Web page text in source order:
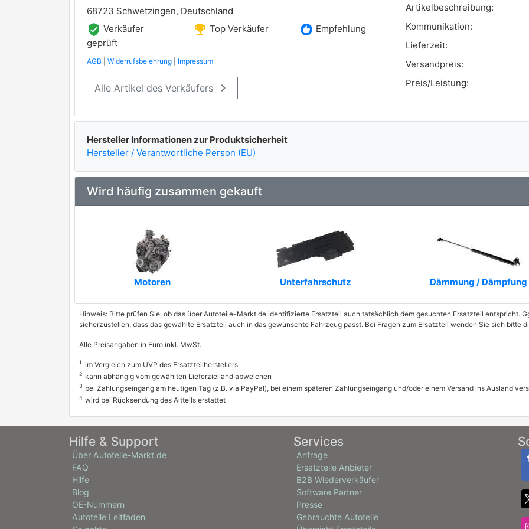
68723 Schwetzingen, Deutschland
verified_user Verkäufer
geprüft
emoji_events Top Verkäufer recommend Empfehlung
AGB Widerrufsbelehrung Impressum
Alle Artikel des Verkäufers keyboard_arrow_right
Artikelbeschreibung:
Kommunikation:
Lieferzeit:
Versandpreis:
Preis/Leistung:
Hersteller Informationen zur Produktsicherheit
Hersteller / Verantwortliche Person (EU)
Wird häufig zusammen gekauft
Motoren Unterfahrschutz Dämmung / Dämpfung
Hinweis: Bitte prüfen Sie, ob das über Autoteile-Markt.de identifizierte Ersatzteil auch tatsächlich dem gesuchten Ersatzteil entspricht.
sicherzustellen, dass das gewählte Ersatzteil auch in das gewünschte Fahrzeug passt. Bei Fragen zum Ersatzteil wenden Sie sich bitte
Alle Preisangaben in Euro inkl. MwSt.
1 im Vergleich zum UVP des Ersatzteilherstellers
2 kann abhängig vom gewählten Lieferzielland abweichen
3 bei Zahlungseingang am heutigen Tag (z.B. via PayPal), bei einem späteren Zahlungseingang und/oder einem Versand ins Ausland
4 wird bei Rücksendung des Altteils erstattet
Hilfe & Support
Über Autoteile-Markt.de
FAQ
Hilfe
Blog
OE-Nummern
Autoteile Leitfaden
Services
Anfrage
Ersatzteile Anbieter
B2B Wiederverkäufer
Software Partner
Presse
Gebrauchte Autoteile